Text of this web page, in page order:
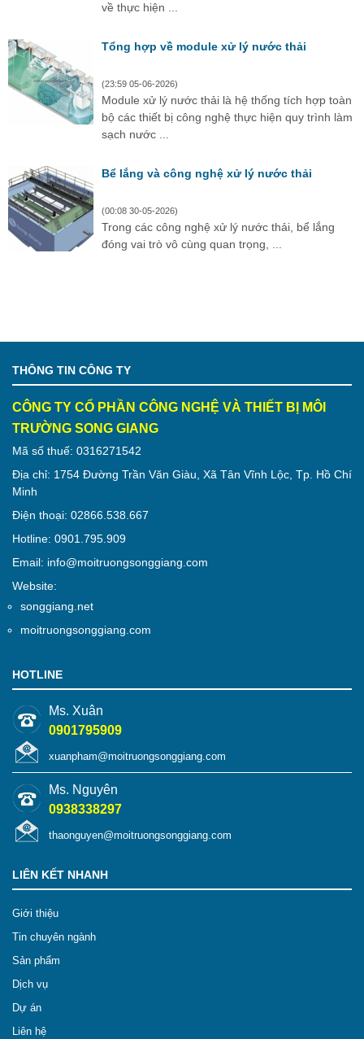
về thực hiện ...
Tổng hợp về module xử lý nước thải
(23:59 05-06-2026)
Module xử lý nước thải là hệ thống tích hợp toàn
bộ các thiết bị công nghệ thực hiện quy trình làm
sạch nước ...
Bể lắng và công nghệ xử lý nước thải
(00:08 30-05-2026)
Trong các công nghệ xử lý nước thải, bể lắng
đóng vai trò vô cùng quan trọng, ...
THÔNG TIN CÔNG TY
CÔNG TY CỔ PHẦN CÔNG NGHỆ VÀ THIẾT BỊ MÔI
TRƯỜNG SONG GIANG
Mã số thuế: 0316271542
Địa chỉ: 1754 Đường Trần Văn Giàu, Xã Tân Vĩnh Lộc, Tp. Hồ Chí
Minh
Điện thoại: 02866.538.667
Hotline: 0901.795.909
Email: info@moitruongsonggiang.com
Website:
songgiang.net
moitruongsonggiang.com
HOTLINE
Ms. Xuân
0901795909
xuanpham@moitruongsonggiang.com
Ms. Nguyên
0938338297
thaonguyen@moitruongsonggiang.com
LIÊN KẾT NHANH
Giới thiệu
Tin chuyên ngành
Sản phẩm
Dịch vụ
Dự án
Liên hệ